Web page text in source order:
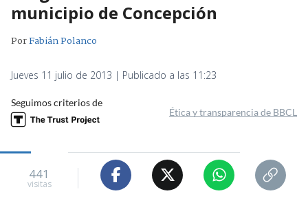
municipio de Concepción
PorFabián Polanco
Jueves 11 julio de 2013 | Publicado a las 11:23
Seguimos criterios de
Ética y transparencia de BBCL
441
visitas